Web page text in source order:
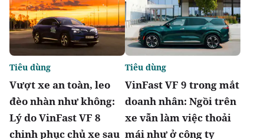
Vượt xe an toàn, leo
đèo nhàn như không:
Lý do VinFast VF 8
chinh phục chủ xe sau
Tiêu dùng
VinFast VF 9 trong mắt
doanh nhân: Ngồi trên
xe vẫn làm việc thoải
mái như ở công ty
Tiêu dùng